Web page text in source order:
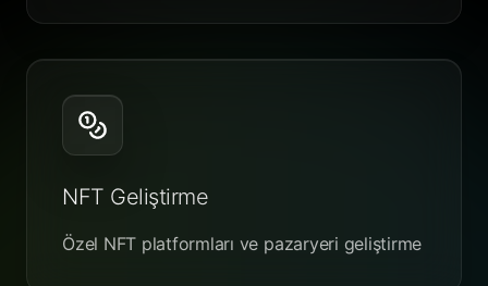
NFT Geliştirme
Özel NFT platformları ve pazaryeri geliştirme